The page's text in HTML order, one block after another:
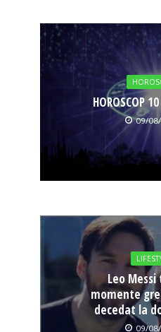
HOROSCOP
09/
Leo
momente
decedat la
09/